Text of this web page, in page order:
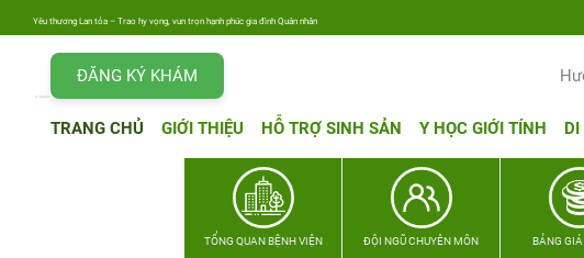
Yêu thương Lan tỏa – Trao hy vọng, vun trọn hạnh phúc gia đình Quân nhân
ĐĂNG KÝ KHÁM
TRANG CHỦ GIỚI THIỆU HỖ TRỢ SINH SẢN Y HỌC GIỚI TÍNH DI
TỔNG QUAN BỆNH VIỆN ĐỘI NGŨ CHUYÊN MÔN BẢNG